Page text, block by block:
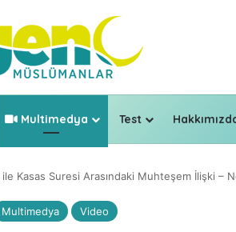
Multimedya Test
Kasas Suresi Arasındaki Muhteşem İlişki –
Multimedya Video